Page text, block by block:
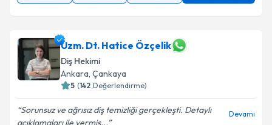
Uzm. Dt. Hatice Özçelik
Diş Hekimi
Ankara, Çankaya
5 (142 Değerlendirme)
Sorunsuz ve ağrısız diş temizliği gerçekleşti. Detaylı
açıklamaları ile vermiş...
Devamı